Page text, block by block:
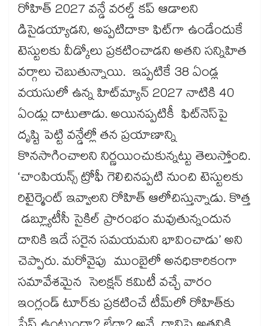
రోహిత్ 2027 వన్డే వరల్డ్ కప్ ఆడాలని
డిసైడయ్యాడని, అప్పటిదాకా ఫిట్‌‌‌‌‌‌‌‌గా ఉండేందుకే
టెస్టులకు వీడ్కోలు ప్రకటించాడని అతని సన్నిహిత
వర్గాలు చెబుతున్నాయి. ఇప్పటికే 38 ఏండ్ల
వయసులో ఉన్న హిట్‌‌‌‌‌‌‌‌మ్యాన్‌‌‌‌‌‌‌‌ 2027 నాటికి 40
ఏండ్లు దాటుతాడు. అయినప్పటికీ ఫిట్‌‌‌‌‌‌‌‌నెస్‌‌‌‌‌‌‌‌పై
దృష్టి పెట్టి వన్డేల్లో తన ప్రయాణాన్ని
కొనసాగించాలని నిర్ణయించుకున్నట్టు తెలుస్తోంది.
‘చాంపియన్స్ ట్రోఫీ గెలిచినప్పటి నుంచి టెస్టులకు
రిటైర్మెంట్ ఇవ్వాలని రోహిత్ ఆలోచిస్తున్నాడు. కొత్త
డబ్ల్యూటీసీ సైకిల్‌‌‌‌‌‌‌‌ ప్రారంభం మవుతున్నందున
దానికి ఇదే సరైన సమయమని భావించాడు’ అని
చెప్పారు. మరోవైపు ముంబైలో అనధికారికంగా
సమావేశమైన సెలక్షన్ కమిటీ వచ్చే వారం
ఇంగ్లండ్‌‌‌‌‌‌‌‌ టూర్‌‌‌‌‌‌‌‌‌‌‌‌‌‌‌‌కు ప్రకటించే టీమ్‌‌‌‌‌‌‌‌లో రోహిత్‌‌‌‌‌‌‌‌కు